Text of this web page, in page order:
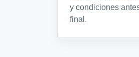
y condiciones
final.